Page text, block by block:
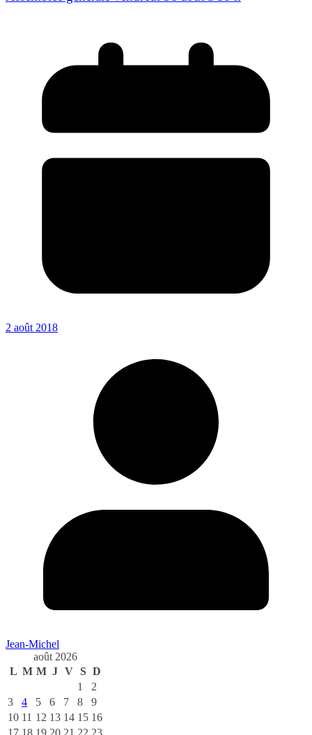
2 août 2018
Jean-Michel
août 2026
L M M J V S D
1
2
3
4 5 6 7 8
9
10 11 12 13 14 15 16
17 18 19 20 21 22 23